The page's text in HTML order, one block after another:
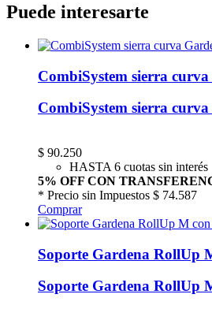
Puede interesarte
CombiSystem sierra
CombiSystem sierra
$ 90.250
HASTA 6 cuotas sin interés
5% OFF CON
* Precio sin Impuestos $ 74.587
Comprar
Soporte Gardena RollUp
Soporte Gardena RollUp